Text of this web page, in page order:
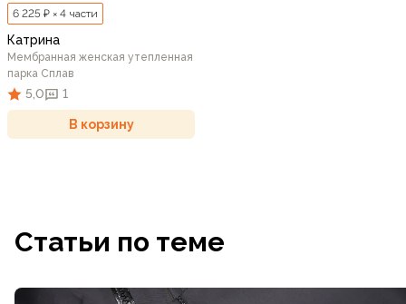
6 225 ₽ × 4 части
Катрина
Мембранная женская утепленная
парка Сплав
5,0 1
В корзину
Статьи по теме